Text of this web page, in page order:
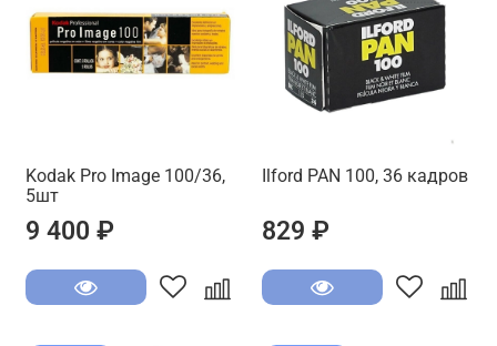
Kodak Pro Image 100/36,
5шт
9 400 ₽
Ilford PAN 100, 36 кадров
829 ₽